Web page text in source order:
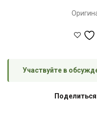
Участвуйте в
Поделиться